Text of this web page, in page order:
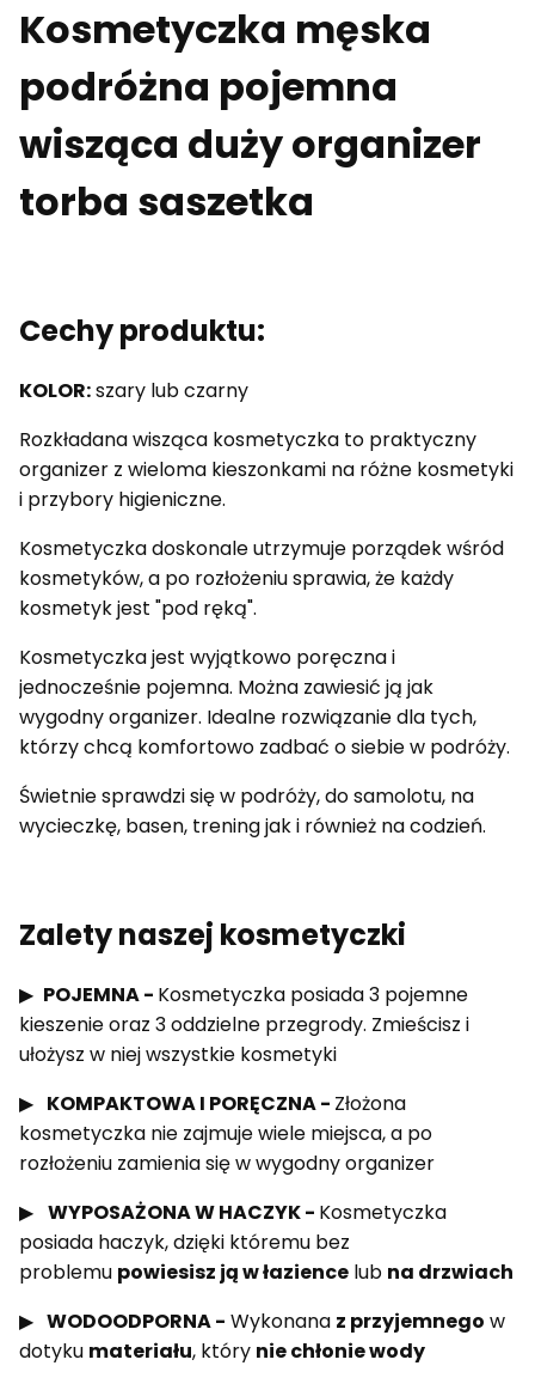
Kosmetyczka męska
podróżna pojemna
wisząca duży organizer
torba saszetka
Cechy produktu:
KOLOR:szary lub czarny
Rozkładana wisząca kosmetyczka to praktyczny
organizer z wieloma kieszonkami na różne kosmetyki
i przybory higieniczne.
Kosmetyczka doskonale utrzymuje porządek wśród
kosmetyków, a po rozłożeniu sprawia, że każdy
kosmetyk jest "pod ręką".
Kosmetyczka jest wyjątkowo poręczna i
jednocześnie pojemna. Można zawiesić ją jak
wygodny organizer. Idealne rozwiązanie dla tych,
którzy chcą komfortowo zadbać o siebie w podróży.
Świetnie sprawdzi się w podróży, do samolotu, na
wycieczkę, basen, trening jak i również na codzień.
Zalety naszej kosmetyczki
▶ POJEMNA - Kosmetyczka posiada 3 pojemne
kieszenie oraz 3 oddzielne przegrody. Zmieścisz i
ułożysz w niej wszystkie kosmetyki
▶ KOMPAKTOWA I PORĘCZNA- Złożona
kosmetyczka nie zajmuje wiele miejsca, a po
rozłożeniu zamienia się w wygodny organizer
▶ WYPOSAŻONA W HACZYK - Kosmetyczka
posiada haczyk, dzięki któremu bez
problemu powiesisz ją w łazience lub na drzwiach
▶ WODOODPORNA - Wykonana z przyjemnego w
dotyku materiału, który nie chłonie wody